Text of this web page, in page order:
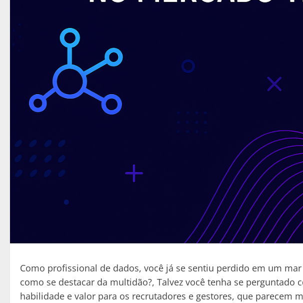
Como profissional de dados, você já se sentiu perdido em um
como se destacar da multidão?, Talvez você tenha se perguntado
habilidade e valor para os recrutadores e gestores, que parecem